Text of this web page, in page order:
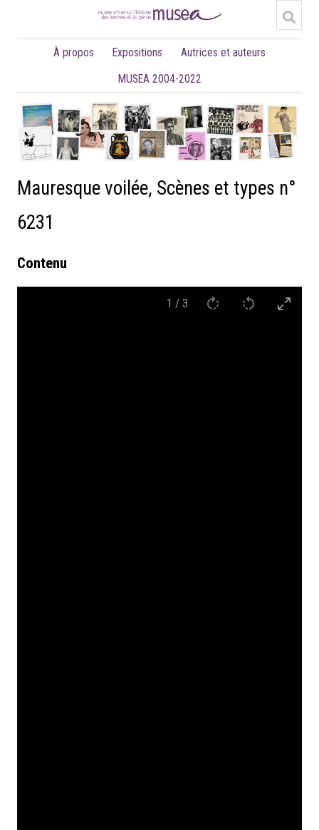
À propos Expositions
Autrices et auteurs
MUSEA 2004-2022
Mauresque voilée, Scènes et types n°
6231
Contenu
1 / 3